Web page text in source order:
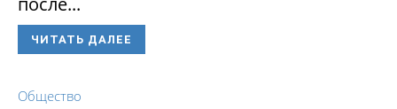
ЧИТАТЬ ДАЛЕЕ
Общество